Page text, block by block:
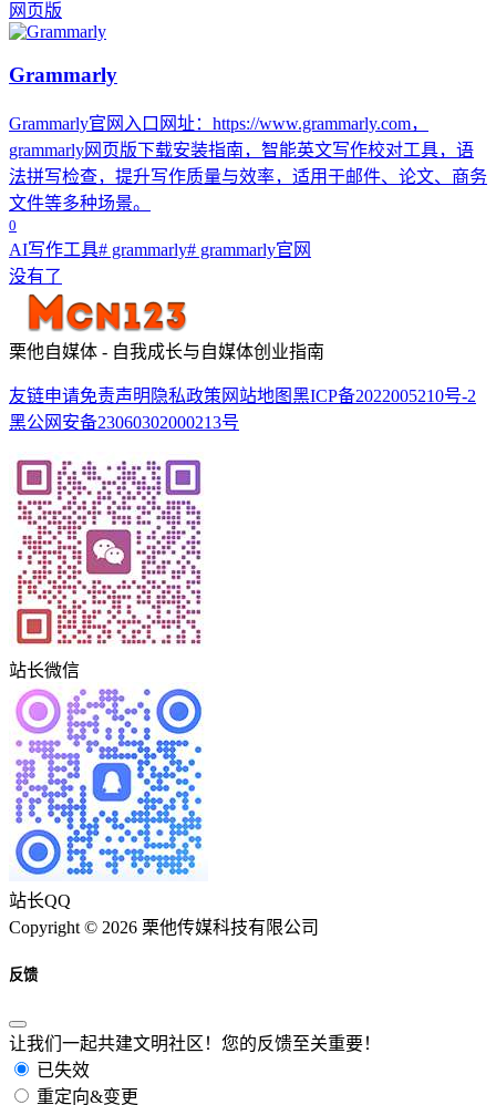
网页版
Grammarly
Grammarly官网入口网址：https://www.grammarly.com，
grammarly网页版下载安装指南，智能英文写作校对工具，语
法拼写检查，提升写作质量与效率，适用于邮件、论文、商务
文件等多种场景。
0
AI写作工具# grammarly# grammarly官网
没有了
栗他自媒体 - 自我成长与自媒体创业指南
友链申请免责声明 隐私政策 网站地图黑ICP备2022005210号-2
黑公网安备23060302000213号
站长微信
站长QQ
Copyright © 2026 栗他传媒科技有限公司
反馈
让我们一起共建文明社区！您的反馈至关重要！
已失效
重定向&变更